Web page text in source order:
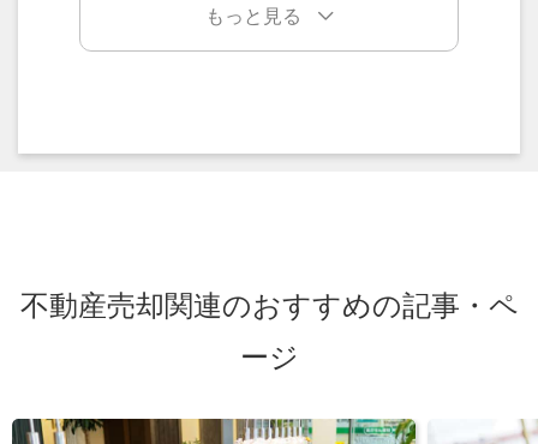
もっと見る
不動産売却関連のおすすめの記事・ペ
ージ